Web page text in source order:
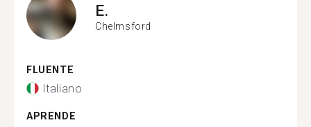
E.
Chelmsford
FLUENTE
Italiano
APRENDE